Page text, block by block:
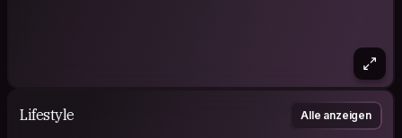
Lifestyle Alle anzeigen